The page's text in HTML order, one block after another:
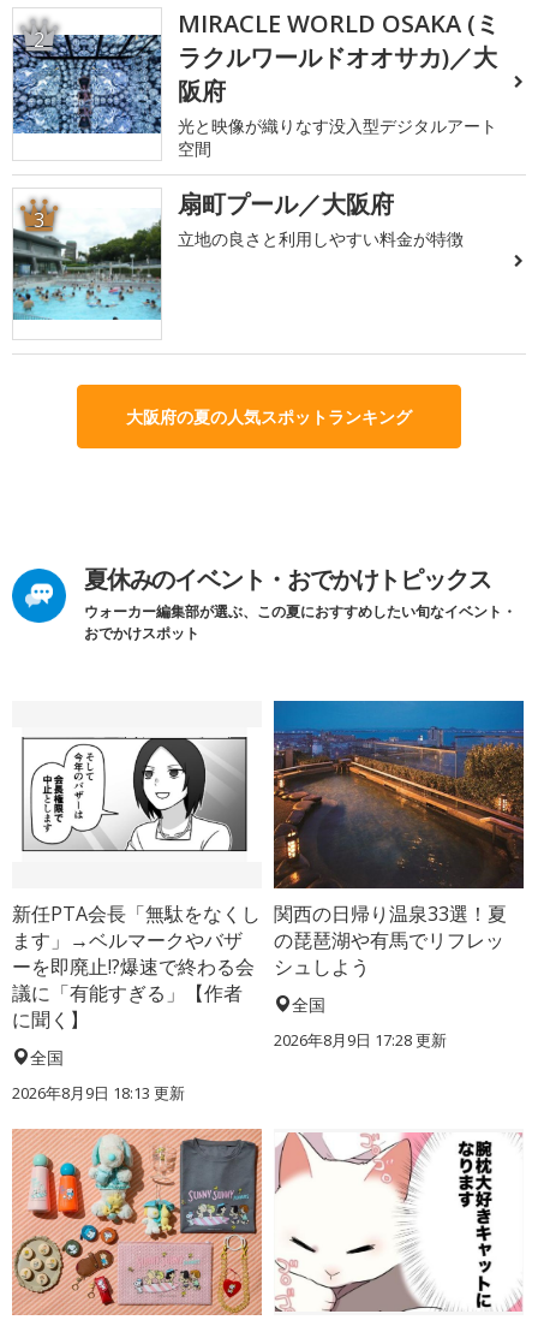
2
MIRACLE WORLD OSAKA (ミ
ラクルワールドオオサカ)／大
阪府
光と映像が織りなす没入型デジタルアート
空間
3 扇町プール／大阪府
立地の良さと利用しやすい料金が特徴
大阪府の夏の人気スポットランキング
夏休みのイベント・おでかけトピックス
ウォーカー編集部が選ぶ、この夏におすすめしたい旬なイベント・
おでかけスポット
新任PTA会長「無駄をなくし
ます」→ベルマークやバザ
ーを即廃止!?爆速で終わる会
議に「有能すぎる」【作者
に聞く】
全国
2026年8月9日 18:13 更新
関西の日帰り温泉33選！夏
の琵琶湖や有馬でリフレッ
シュしよう
全国
2026年8月9日 17:28更新